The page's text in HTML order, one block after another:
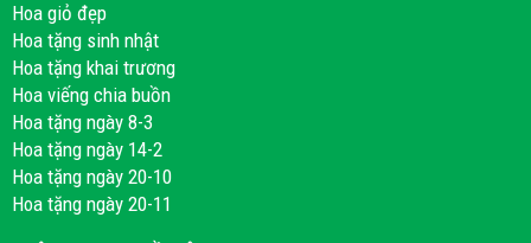
Hoa giỏ đẹp
Hoa tặng sinh nhật
Hoa tặng khai trương
Hoa viếng chia buồn
Hoa tặng ngày 8-3
Hoa tặng ngày 14-2
Hoa tặng ngày 20-10
Hoa tặng ngày 20-11